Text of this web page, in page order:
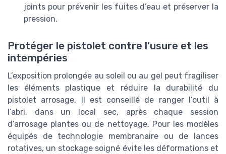
joints pour prévenir les fuites d’eau et préserver la
pression.
Protéger le pistolet contre l’usure et les
intempéries
L’exposition prolongée au soleil ou au gel peut fragiliser
les éléments plastique et réduire la durabilité du
pistolet arrosage. Il est conseillé de ranger l’outil à
l’abri, dans un local sec, après chaque session
d’arrosage plantes ou de nettoyage. Pour les modèles
équipés de technologie membranaire ou de lances
rotatives, un stockage soigné évite les déformations et